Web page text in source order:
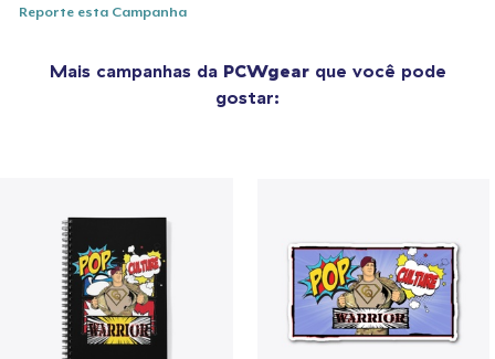
Reporte esta Campanha
Mais campanhas da PCWgearque você pode
gostar: